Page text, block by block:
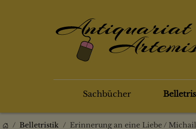
Sachbücher
Belletristik Erinnerung an eine Liebe / Michail